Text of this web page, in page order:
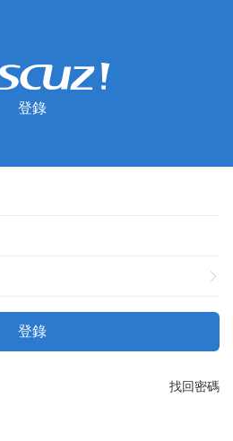
登錄
登錄
找回密碼